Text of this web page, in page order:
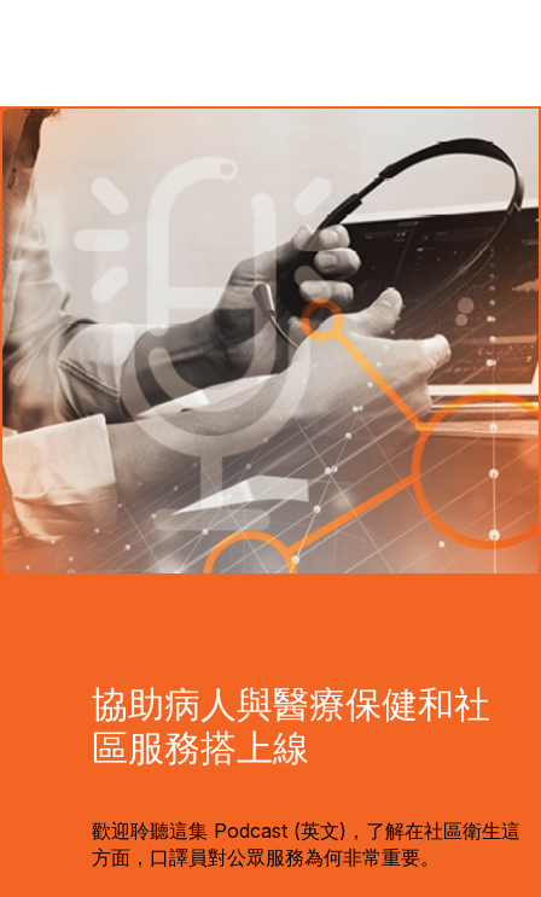
協助病人與醫療保健和社
區服務搭上線
歡迎聆聽這集 Podcast (英文)，了解在社區衛生這
方面，口譯員對公眾服務為何非常重要。